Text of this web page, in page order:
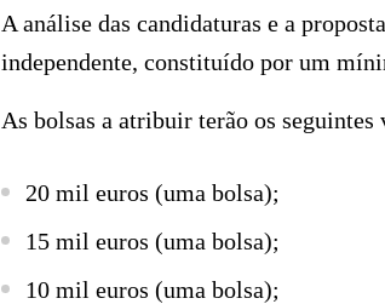
A análise das candidaturas e a
independente, constituído por um
As bolsas a atribuir terão os seguintes
20 mil euros (uma bolsa);
15 mil euros (uma bolsa);
10 mil euros (uma bolsa);